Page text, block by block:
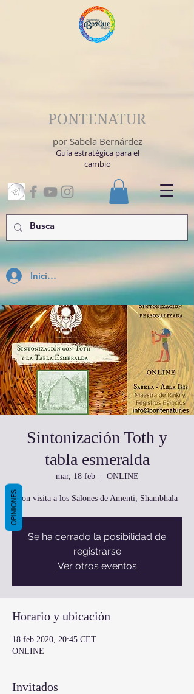
Inicia Sesión
PONTENATUR
por Sabela Bernárdez
Guía estratégica para el
cambio
Sintonización Toth y
tabla esmeralda
mar, 18 feb
  |
ONLINE
Con visita a los Salones de Amenti, Shambhala
Se ha cerrado la posibilidad de
registrarse
Ver otros eventos
Horario y ubicación
18 feb 2020, 20:45 CET
ONLINE
Invitados
OPINIONES